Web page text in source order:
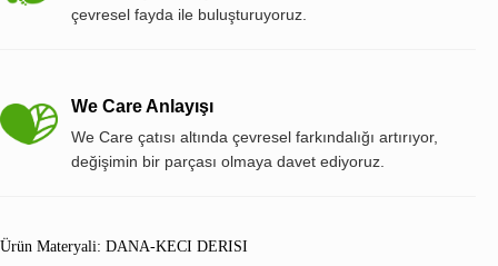
çevresel fayda ile buluşturuyoruz.
We Care Anlayışı
We Care çatısı altında çevresel farkındalığı artırıyor,
değişimin bir parçası olmaya davet ediyoruz.
Ürün Materyali: DANA-KECI DERISI